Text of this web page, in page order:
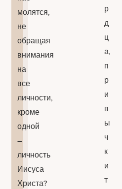
молятся,
не
обращая
внимания
на
все
личности,
кроме
одной
–
личность
Иисуса
Христа?
р
д
ц
а,
п
р
и
в
ы
ч
к
и
т